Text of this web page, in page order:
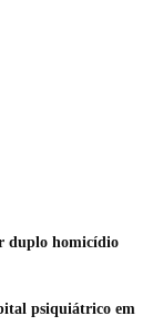
duplo homicídio
psiquiátrico em